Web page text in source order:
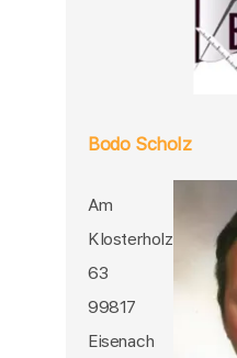
Bodo Scholz
Am
Klosterholz
63
99817
Eisenach